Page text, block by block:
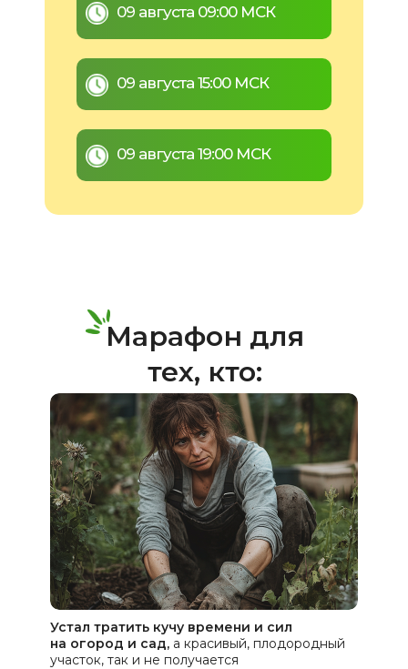
09 августа 15:00 МСК
09 августа 19:00 МСК
09 августа 09:00 МСК
Марафон для
тех, кто:
Устал тратить кучу времени и сил
на огород и сад, а красивый, плодородный
участок, так и не получается